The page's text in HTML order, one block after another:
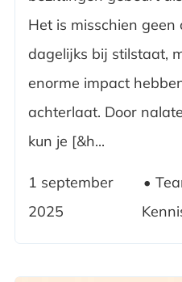
Het is misschien
dagelijks bij stilstaat,
enorme impact
achterlaat. Door
kun je [&h...
1 september
2025